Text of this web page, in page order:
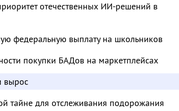
отечественных ИИ-решений в
федеральную выплату на школьников
покупки БАДов на маркетплейсах
вырос
тайне для отслеживания подорожания